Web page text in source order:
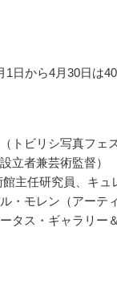
日から4月30日は
トビリシ写真フェ
立者兼芸術監督）
主任研究員、キュ
・モレン（アーテ
タス・ギャラリー